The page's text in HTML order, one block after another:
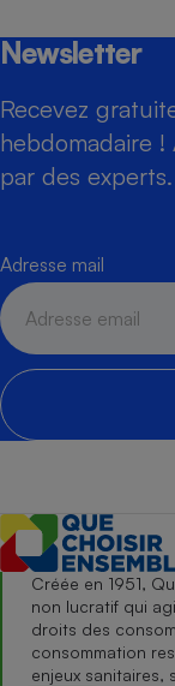
Newsletter
Recevez
hebdomadaire
par des experts.
Adresse mail
Créée en 1951,
non lucratif qui
droits des
consommation
enjeux sanitaires,